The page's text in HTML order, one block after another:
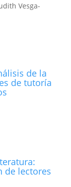
Vesga-
de la
de tutoría
de lectores